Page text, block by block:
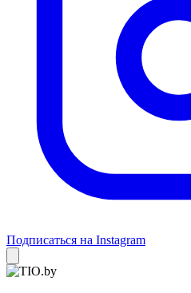
Подписаться на Instagram